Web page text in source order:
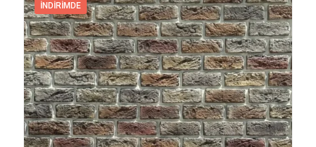
İNDIRIMDE